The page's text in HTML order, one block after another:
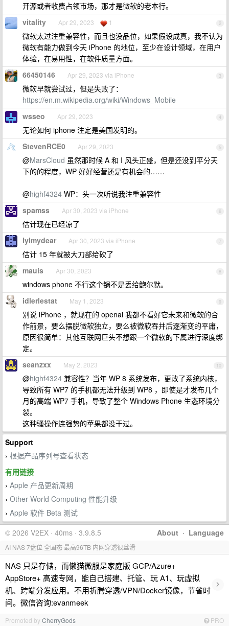
开源或者收费占领市场，那才是微软的老本行。
2
vitality Apr 29, 2023 1
微软太过注重兼容性，而且也没品位，如果假设成真，我不认为
微软有能力做到今天 iPhone 的地位，至少在设计领域，在用户
体验，在易用性，在软件质量方面。
3
66450146 Apr 29, 2023 via iPhone
微软早就尝试过，但是失败了：
https://en.m.wikipedia.org/wiki/Windows_Mobile
4
wsseo Apr 29, 2023
无论如何 iphone 注定是美国发明的。
5
StevenRCE0 Apr 29, 2023
@MarsCloud 虽然那时候 A 和 I 风头正盛，但是还没到平分天
下的的程度，WP 好好经营还是有机会的……
@highf4324 WP：头一次听说我注重兼容性
6
spamss Apr 30, 2023 via iPhone
估计现在已经凉了
7
lylmydear Apr 30, 2023 via iPhone
估计 15 年就被大刀部给砍了
8
mauis Apr 30, 2023
windows phone 不行这个锅不是丢给鲍尔默。
9
idlerlestat May 1, 2023
别说 iPhone ，就现在的 openai 我都不看好它未来和微软的合
作前景，要么摆脱微软独立，要么被微软吞并后逐渐变的平庸，
原因很简单：其他互联网巨头不想跟一个微软的下属进行深度绑
定。
10
seanzxx May 2, 2023
@highf4324 兼容性？当年 WP 8 系统发布，更改了系统内核，
导致所有 WP7 的手机都无法升级到 WP8 ，即使是才发布几个
月的高端 WP7 手机，导致了整个 Windows Phone 生态环境分
裂。
这种骚操作连强势的苹果都没干过。
Support
› 根据产品序列号查看状态
有用链接
› Apple 产品更新周期
› Other World Computing 性能升级
› Apple 软件 Beta 测试
About · Language
© 2026 V2EX · 40ms · 3.9.8.5
AI NAS 7盘位 全固态 最高96TB 内网穿透很丝滑
NAS 只是存储，而懒猫微服是家庭版 GCP/Azure+
AppStore+ 高速专网，能自己搭建、托管、玩 A1、玩虚拟
机、跨端分发应用。不用折腾穿透/VPN/Docker镜像，节省时
间。微信咨询:evanmeek
›
Promoted byCherryGods PRO